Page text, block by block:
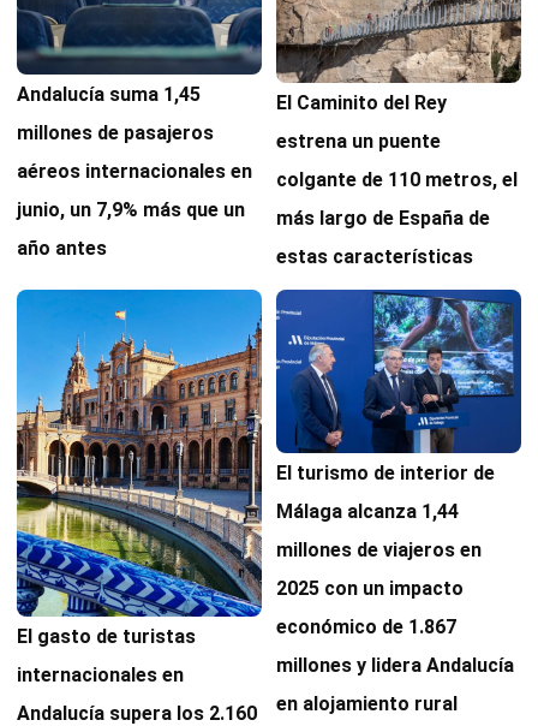
Andalucía suma 1,45
millones de pasajeros
aéreos internacionales en
junio, un 7,9% más que un
año antes
El Caminito del Rey
estrena un puente
colgante de 110 metros, el
más largo de España de
estas características
El gasto de turistas
internacionales en
Andalucía supera los 2.160
El turismo de interior de
Málaga alcanza 1,44
millones de viajeros en
2025 con un impacto
económico de 1.867
millones y lidera Andalucía
en alojamiento rural